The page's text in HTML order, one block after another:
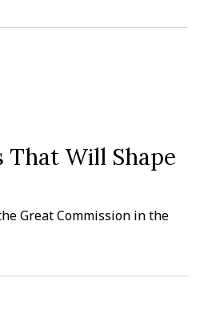
That Will Shape
Great Commission in the